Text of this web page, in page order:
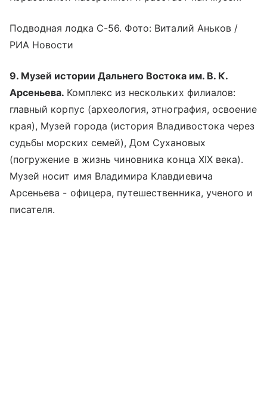
Подводная лодка С-56. Фото: Виталий Аньков /
РИА Новости
9. Музей истории Дальнего Востока им. В. К.
Арсеньева. Комплекс из нескольких филиалов:
главный корпус (археология, этнография, освоение
края), Музей города (история Владивостока через
судьбы морских семей), Дом Сухановых
(погружение в жизнь чиновника конца XIX века).
Музей носит имя Владимира Клавдиевича
Арсеньева - офицера, путешественника, ученого и
писателя.